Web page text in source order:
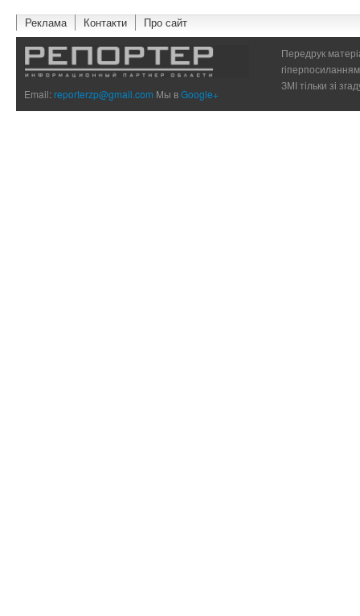
Реклама Контакти Про сайт
Email:reporterzp@gmail.com Мы вGoogle+
Передрук
ЗМІ тільки зі